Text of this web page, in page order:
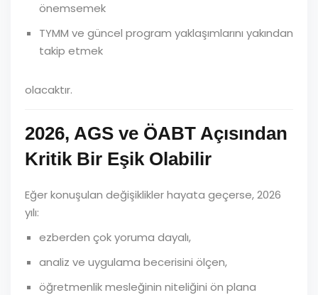
önemsemek
TYMM ve güncel program yaklaşımlarını yakından
takip etmek
olacaktır.
2026, AGS ve ÖABT Açısından
Kritik Bir Eşik Olabilir
Eğer konuşulan değişiklikler hayata geçerse, 2026
yılı:
ezberden çok yoruma dayalı,
analiz ve uygulama becerisini ölçen,
öğretmenlik mesleğinin niteliğini ön plana